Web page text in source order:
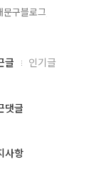
문구블로그,
글 인기글
댓글
사항